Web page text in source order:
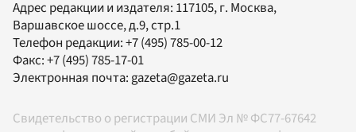
Адрес редакции и издателя: 117105, г. Москва,
Варшавское шоссе, д.9, стр.1
Телефон редакции:+7 (495) 785-00-12
Факс:+7 (495) 785-17-01
Электронная почта:gazeta@gazeta.ru
Свидетельство о регистрации СМИ Эл № ФС77-67642